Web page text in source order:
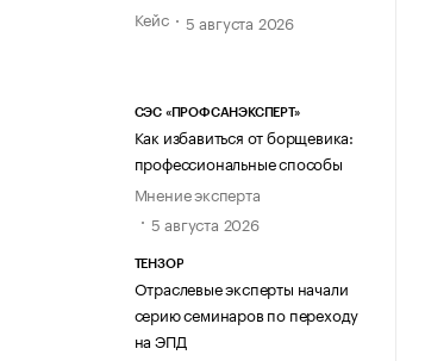
Кейс
5 августа 2026
СЭС «ПРОФСАНЭКСПЕРТ»
Как избавиться от борщевика:
профессиональные способы
Мнение эксперта
5 августа 2026
ТЕНЗОР
Отраслевые эксперты начали
серию семинаров по переходу
на ЭПД